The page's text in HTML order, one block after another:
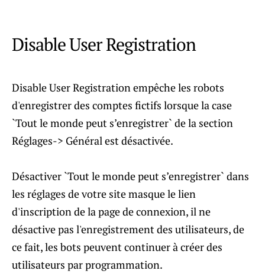
Disable User Registration
Disable User Registration empêche les robots
d'enregistrer des comptes fictifs lorsque la case
`Tout le monde peut s’enregistrer` de la section
Réglages-> Général est désactivée.
Désactiver `Tout le monde peut s’enregistrer` dans
les réglages de votre site masque le lien
d'inscription de la page de connexion, il ne
désactive pas l'enregistrement des utilisateurs, de
ce fait, les bots peuvent continuer à créer des
utilisateurs par programmation.